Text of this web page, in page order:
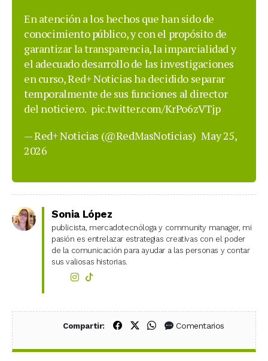
En atención a los hechos que han sido de
conocimiento público, y con el propósito de
garantizar la transparencia, la imparcialidad y
el adecuado desarrollo de las investigaciones
en curso, Red+ Noticias ha decidido separar
temporalmente de sus funciones al director
del noticiero. pic.twitter.com/KrPo6zVTjp
— Red+ Noticias (@RedMasNoticias) May 25,
2026
Sonia López
publicista, mercadotecnóloga y community manager, mi
pasión es entrelazar estrategias creativas con el poder
de la comunicación para ayudar a las personas y contar
sus valiosas historias.
Compartir: Compartir en Facebook
Compartir en X (Twitter)
Compartir en WhatsApp
Comentarios